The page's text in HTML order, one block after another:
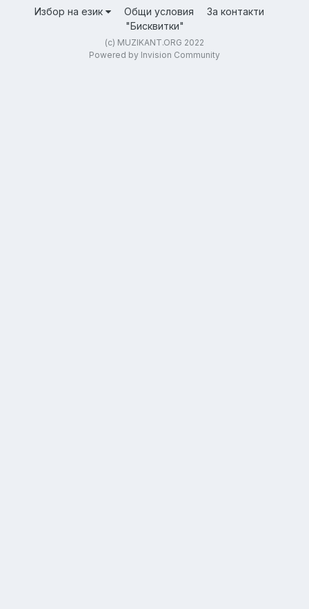
Избор на език Общи условия
За контакти
"Бисквитки"
(c) MUZIKANT.ORG 2022
Powered by Invision Community